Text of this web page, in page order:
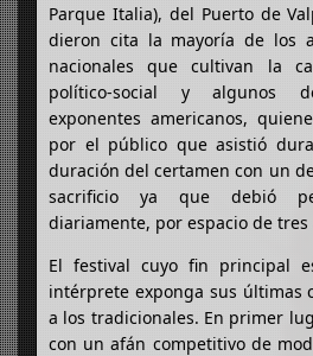
Parque Italia), del Puerto de
dieron cita la mayoría de los
nacionales que cultivan la
político-social y algunos
exponentes americanos,
por el público que asistió
duración del certamen con un
sacrificio ya que debió
diariamente, por espacio de tres
El festival cuyo fin principal
intérprete exponga sus últimas
a los tradicionales. En primer
con un afán competitivo de